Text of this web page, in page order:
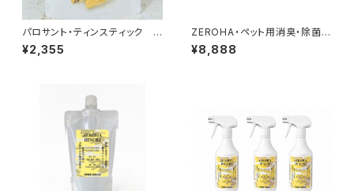
パロサント・ティンスティック
約77g以上
¥2,355
ZEROHA・ペット用消臭・除菌ス
プレー クスノキタイプ 本体約
520mlと詰め替え約1ℓセット
¥8,888